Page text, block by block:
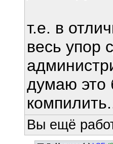
т.е. в
весь упор
думаю это
Вы ещё